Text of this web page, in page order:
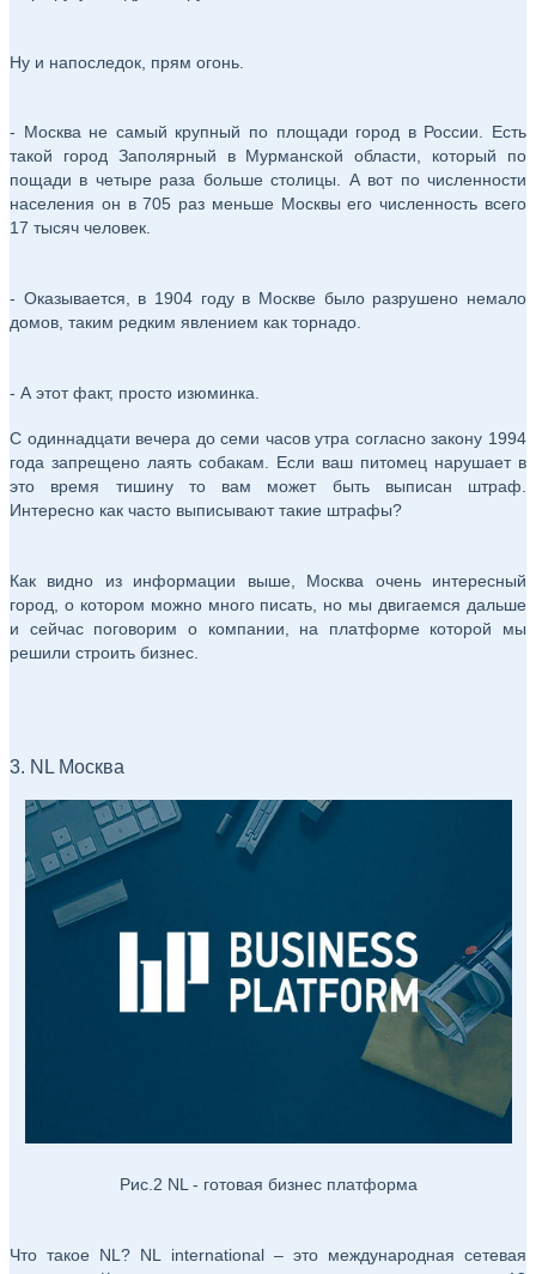
Ну и напоследок, прям огонь.
- Москва не самый крупный по площади город в России. Есть
такой город Заполярный в Мурманской области, который по
пощади в четыре раза больше столицы. А вот по численности
населения он в 705 раз меньше Москвы его численность всего
17 тысяч человек.
- Оказывается, в 1904 году в Москве было разрушено немало
домов, таким редким явлением как торнадо.
- А этот факт, просто изюминка.
С одиннадцати вечера до семи часов утра согласно закону 1994
года запрещено лаять собакам. Если ваш питомец нарушает в
это время тишину то вам может быть выписан штраф.
Интересно как часто выписывают такие штрафы?
Как видно из информации выше, Москва очень интересный
город, о котором можно много писать, но мы двигаемся дальше
и сейчас поговорим о компании, на платформе которой мы
решили строить бизнес.
3. NL Москва
Рис.2 NL - готовая бизнес платформа
Что такое NL? NL international – это международная сетевая